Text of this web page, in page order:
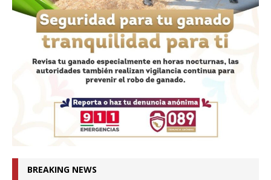
BREAKING NEWS